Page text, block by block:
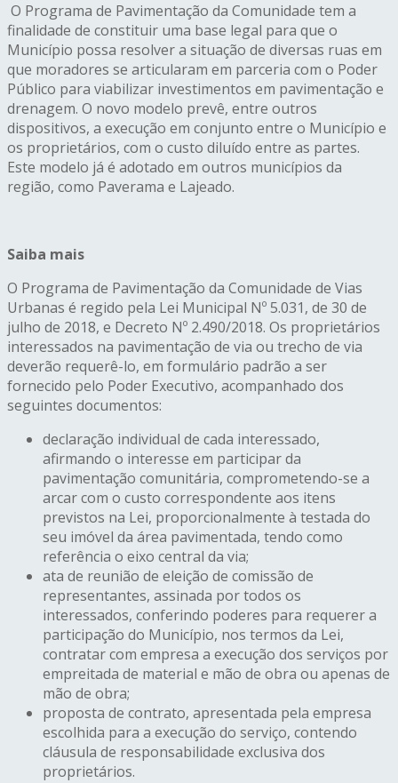
O Programa de Pavimentação da Comunidade tem a
finalidade de constituir uma base legal para que o
Município possa resolver a situação de diversas ruas em
que moradores se articularam em parceria com o Poder
Público para viabilizar investimentos em pavimentação e
drenagem. O novo modelo prevê, entre outros
dispositivos, a execução em conjunto entre o Município e
os proprietários, com o custo diluído entre as partes.
Este modelo já é adotado em outros municípios da
região, como Paverama e Lajeado.
Saiba mais
O Programa de Pavimentação da Comunidade de Vias
Urbanas é regido pela Lei Municipal Nº 5.031, de 30 de
julho de 2018, e Decreto Nº 2.490/2018. Os proprietários
interessados na pavimentação de via ou trecho de via
deverão requerê-lo, em formulário padrão a ser
fornecido pelo Poder Executivo, acompanhado dos
seguintes documentos:
declaração individual de cada interessado,
afirmando o interesse em participar da
pavimentação comunitária, comprometendo-se a
arcar com o custo correspondente aos itens
previstos na Lei, proporcionalmente à testada do
seu imóvel da área pavimentada, tendo como
referência o eixo central da via;
ata de reunião de eleição de comissão de
representantes, assinada por todos os
interessados, conferindo poderes para requerer a
participação do Município, nos termos da Lei,
contratar com empresa a execução dos serviços por
empreitada de material e mão de obra ou apenas de
mão de obra;
proposta de contrato, apresentada pela empresa
escolhida para a execução do serviço, contendo
cláusula de responsabilidade exclusiva dos
proprietários.